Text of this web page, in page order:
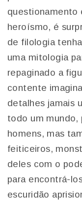
questionamento
heroísmo, é
de filologia
uma mitologia
repaginado a
contente
detalhes jamais
todo um mundo,
homens, mas
feiticeiros,
deles com o
para encontrá-
escuridão